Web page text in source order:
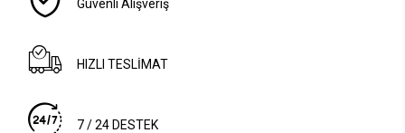
Güvenli Alışveriş
HIZLI TESLİMAT
7 / 24 DESTEK